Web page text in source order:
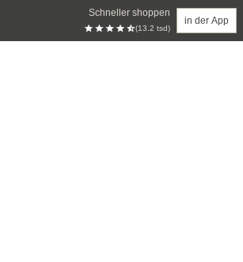
Schneller shoppen
(13.2 tsd)
in der App